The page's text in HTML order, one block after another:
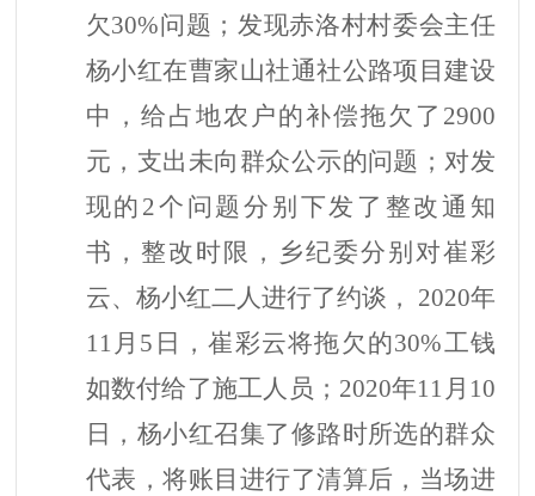
欠30%问题；发现赤洛村村委会主任
杨小红在曹家山社通社公路项目建设
中，给占地农户的补偿拖欠了2900
元，支出未向群众公示的问题；对发
现的2个问题分别下发了整改通知
书，整改时限，乡纪委分别对崔彩
云、杨小红二人进行了约谈， 2020年
11月5日，崔彩云将拖欠的30%工钱
如数付给了施工人员；2020年11月10
日，杨小红召集了修路时所选的群众
代表，将账目进行了清算后，当场进